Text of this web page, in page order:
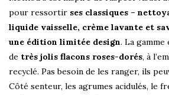
pour ressortir ses classiques –
liquide vaisselle, crème lavante et
une édition limitée design. La gamme
de très jolis flacons roses-dorés, à
recyclé. Pas besoin de les ranger, ils
Côté senteur, les agrumes acidulés, le